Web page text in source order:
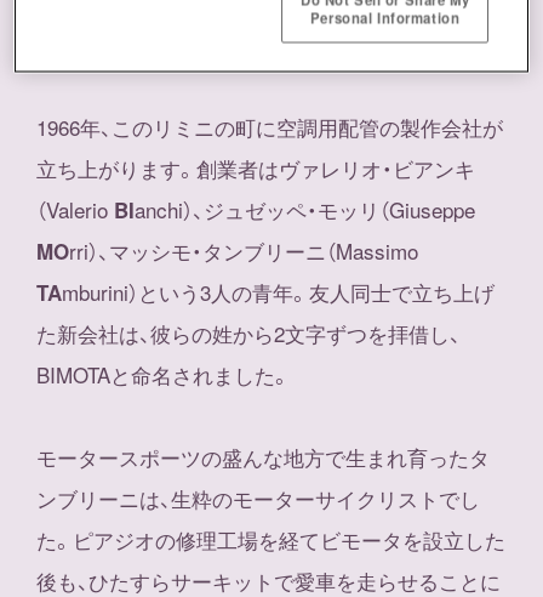
1966年、このリミニの町に空調用配管の製作会社が
立ち上がります。創業者はヴァレリオ・ビアンキ
（Valerio BIanchi）、ジュゼッペ・モッリ（Giuseppe
MOrri）、マッシモ・タンブリーニ（Massimo
TAmburini）という3人の青年。友人同士で立ち上げ
た新会社は、彼らの姓から2文字ずつを拝借し、
BIMOTAと命名されました。
モータースポーツの盛んな地方で生まれ育ったタ
ンブリーニは、生粋のモーターサイクリストでし
た。ピアジオの修理工場を経てビモータを設立した
後も、ひたすらサーキットで愛車を走らせることに
Personal Information